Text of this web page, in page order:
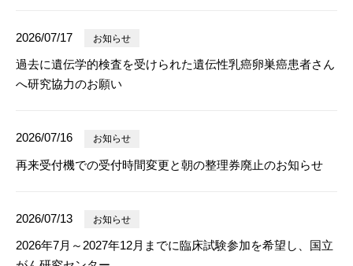
2026/07/17 お知らせ
過去に遺伝学的検査を受けられた遺伝性乳癌卵巣癌患者さん
へ研究協力のお願い
2026/07/16 お知らせ
再来受付機での受付時間変更と朝の整理券廃止のお知らせ
2026/07/13 お知らせ
2026年7月～2027年12月までに臨床試験参加を希望し、国立